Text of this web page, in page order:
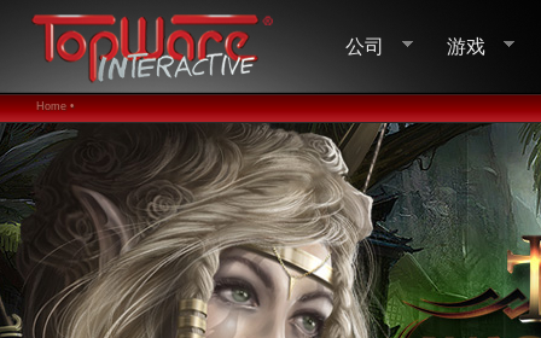
公司 游戏
Home •